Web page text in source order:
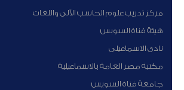
مركز تدريب علوم الحاسب الآلى واللغات
هيئة قناة السوبس
نادى الاسماعيلى
مكتبة مصر العامة بالاسماعيلية
جامعة قناة السويس